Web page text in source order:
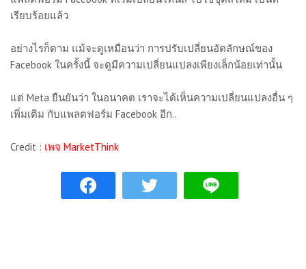
เรียบร้อยแล้ว
อย่างไรก็ตาม แม้จะดูเหมือนว่า การปรับเปลี่ยนอัตลักษณ์ของ
Facebook ในครั้งนี้ จะดูมีความเปลี่ยนแปลงเพียงเล็กน้อยเท่านั้น
แต่ Meta ยืนยันว่า ในอนาคต เราจะได้เห็นความเปลี่ยนแปลงอื่น ๆ
เพิ่มเติม กับแพลตฟอร์ม Facebook อีก..
Credit : เพจ MarketThink